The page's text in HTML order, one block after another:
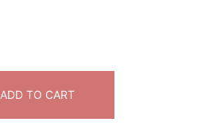
ADD TO CART